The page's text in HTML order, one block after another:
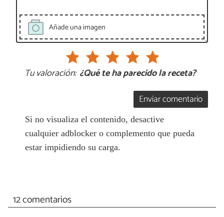
Añade una imagen
Tu valoración: ¿Qué te ha parecido la receta?
Enviar comentario
Si no visualiza el contenido, desactive
cualquier adblocker o complemento que pueda
estar impidiendo su carga.
12 comentarios